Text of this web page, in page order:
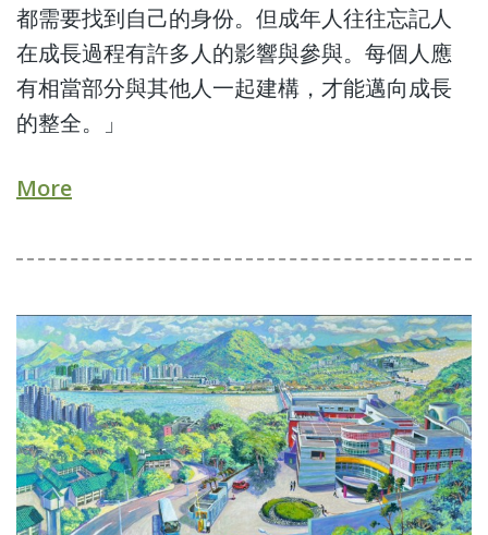
都需要找到自己的身份。但成年人往往忘記人
在成長過程有許多人的影響與參與。每個人應
有相當部分與其他人一起建構，才能邁向成長
的整全。」
More